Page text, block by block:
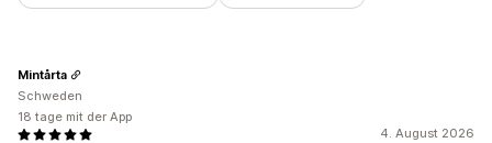
4. August 2026
Mintårta
Schweden
18 tage mit der App